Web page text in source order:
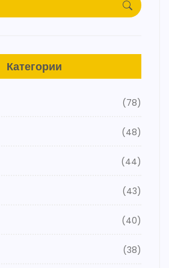
Категории
(78)
(48)
(44)
(43)
(40)
(38)